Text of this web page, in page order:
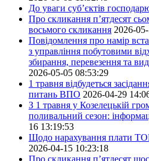
До уваги суб’єктів
Про скликання п’ятдесят
восьмого скликання 2026-
Повідомлення про намір
з управління побутовими
збирання, перевезення та
2026-05-05 08:53:29
1 травня відбудеться
питань ВПО 2026-04-29
З 1 травня у Козелецькій
поливальний сезон:
16 13:19:53
Щодо нарахування плати
2026-04-15 10:23:18
Про скликання п’ятдесят